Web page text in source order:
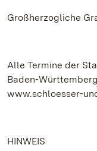
Großherzogliche
Alle Termine der
Baden-
www.schloesser-
HINWEIS